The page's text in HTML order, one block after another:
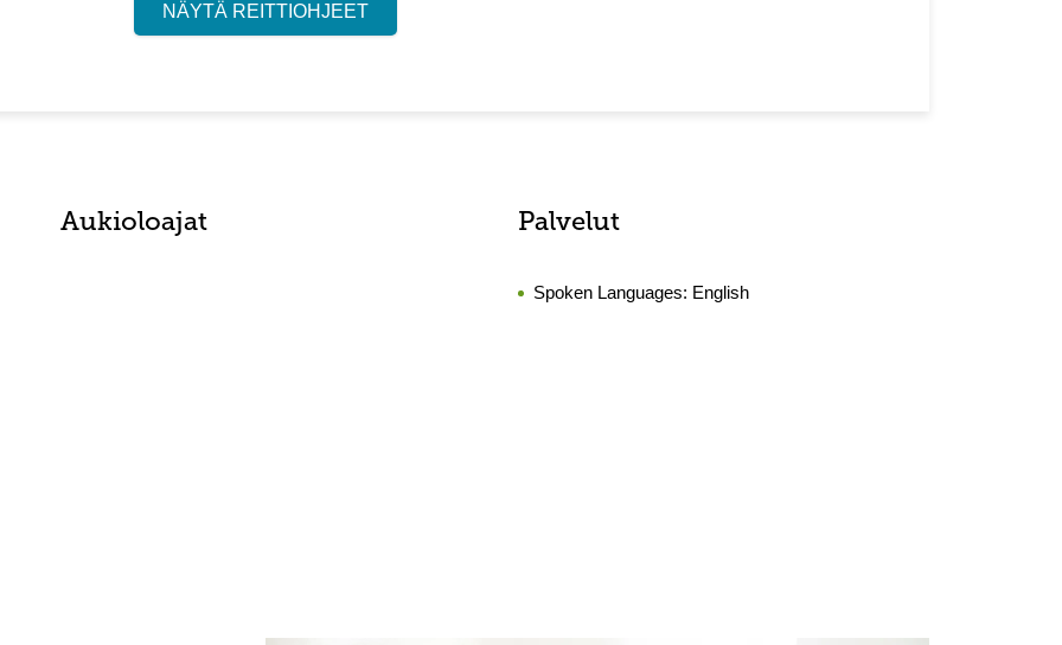
NÄYTÄ REITTIOHJEET
Aukioloajat Palvelut
Spoken Languages: English